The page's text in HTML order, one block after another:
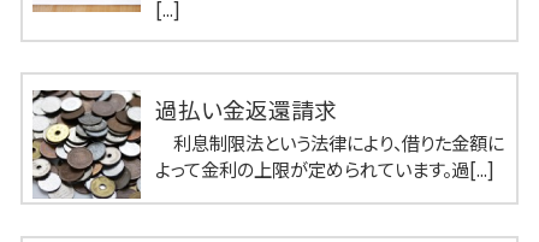
[...]
過払い金返還請求
利息制限法という法律により、借りた金額に
よって金利の上限が定められています。過[...]